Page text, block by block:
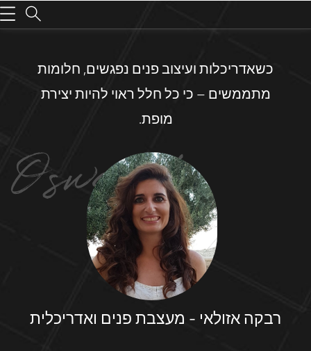
כשאדריכלות ועיצוב פנים נפגשים, חלומות
מתממשים – כי כל חלל ראוי להיות יצירת
מופת.
רבקה אזולאי - מעצבת פנים ואדריכלית